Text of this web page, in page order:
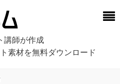
講師が作成
素材を無料ダウンロード